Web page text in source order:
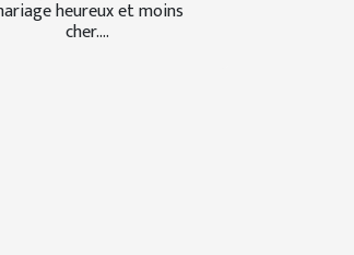
heureux et moins
cher....